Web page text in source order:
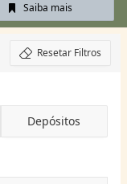
Saiba mais
Resetar Filtros
Depósitos